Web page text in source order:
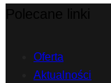
Oferta
Aktualności